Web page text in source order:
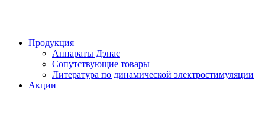
Продукция
Аппараты Дэнас
Сопутствующие товары
Литература по динамической электростимуляции
Акции